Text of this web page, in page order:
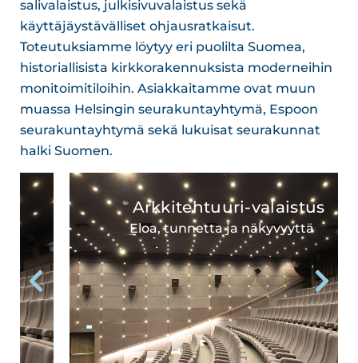
salivalaistus, julkisivuvalaistus sekä
käyttäjäystävälliset ohjausratkaisut.
Toteutuksiamme löytyy eri puolilta Suomea,
historiallisista kirkkorakennuksista moderneihin
monitoimitiloihin. Asiakkaitamme ovat muun
muassa Helsingin seurakuntayhtymä, Espoon
seurakuntayhtymä sekä lukuisat seurakunnat
halki Suomen.
Arkkitehtuuri-valaistus
Eloa, tunnetta ja näkyvyyttä